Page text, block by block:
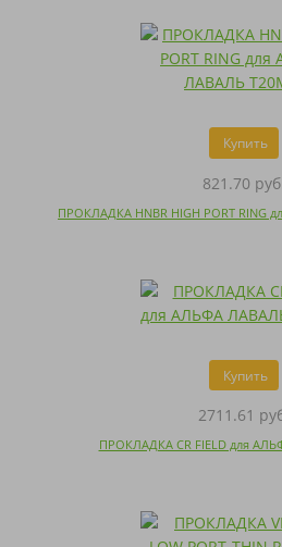
Купить
821.70
ПРОКЛАДКА HNBR HIGH PORT RING
Купить
2711.61
ПРОКЛАДКА CR FIELD для